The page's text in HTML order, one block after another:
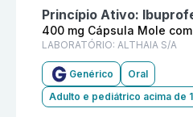
Princípio Ativo:
400 mg Cápsula Mole
LABORATÓRIO: ALTHAIA S/A
Genérico
Oral
Adulto e pediátrico acima de